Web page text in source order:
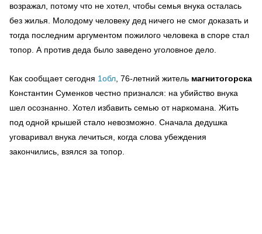
возражал, потому что не хотел, чтобы семья внука осталась
без жилья. Молодому человеку дед ничего не смог доказать и
тогда последним аргументом пожилого человека в споре стал
топор. А против деда было заведено уголовное дело.
Как сообщает сегодня 1обл , 76-летний житель магнитогорска
Константин Суменков честно признался: на убийство внука
шел осознанно. Хотел избавить семью от наркомана. Жить
под одной крышей стало невозможно. Сначала дедушка
уговаривал внука лечиться, когда слова убеждения
закончились, взялся за топор.